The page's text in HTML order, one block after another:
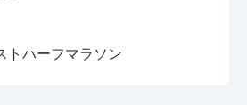
トハーフマラソン